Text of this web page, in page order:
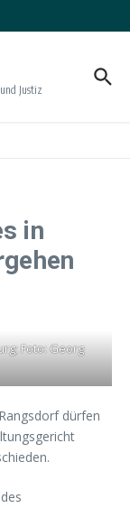
Justiz
in
Foto: Georg
dürfen